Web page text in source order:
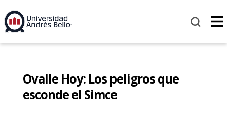
Ovalle Hoy: Los peligros que
esconde el Simce